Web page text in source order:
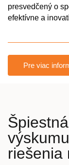
presvedčený o
efektívne a
Pre viac
riešenia